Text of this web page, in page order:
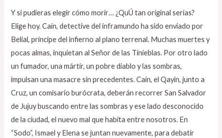
Y si pudieras elegir cómo morir… ¿QuÚ tan original serías?
Elige hoy. Caín, detective del inframundo ha sido enviado por
Belial, príncipe del infierno al plano terrenal. Muchas muertes y
pocas almas, inquietan al Señor de las Tinieblas. Por otro lado
un fumador, una mártir, un pobre diablo y las sombras,
impulsan una masacre sin precedentes. Caín, el Qayin, junto a
Cruz, un comisario burócrata, deberán recorrer San Salvador
de Jujuy buscando entre las sombras y ese lado desconocido
de la ciudad, el nuevo mal que habita entre nosotros. En
“Sodo”, Ismael y Elena se juntan nuevamente, para debatir